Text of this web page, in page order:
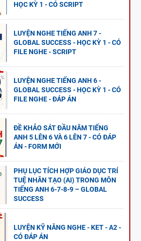
HỌC KỲ 1 - CÓ SCRIPT
LUYỆN NGHE TIẾNG ANH 7 -
GLOBAL SUCCESS - HỌC KỲ 1 - CÓ
FILE NGHE - SCRIPT
LUYỆN NGHE TIẾNG ANH 6 -
GLOBAL SUCCESS - HỌC KỲ 1 - CÓ
FILE NGHE - ĐÁP ÁN
ĐỀ KHẢO SÁT ĐẦU NĂM TIẾNG
ANH 5 LÊN 6 VÀ 6 LÊN 7 - CÓ ĐÁP
ÁN - FORM MỚI
PHỤ LỤC TÍCH HỢP GIÁO DỤC TRÍ
TUỆ NHÂN TẠO (AI) TRONG MÔN
TIẾNG ANH 6-7-8-9 – GLOBAL
SUCCESS
LUYỆN KỸ NĂNG NGHE - KET - A2 -
CÓ ĐÁP ÁN